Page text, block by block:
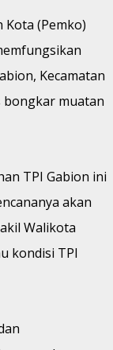
Kota (Pemko)
Kecamatan
bongkar muatan
TPI Gabion ini
akan
Walikota
kondisi TPI